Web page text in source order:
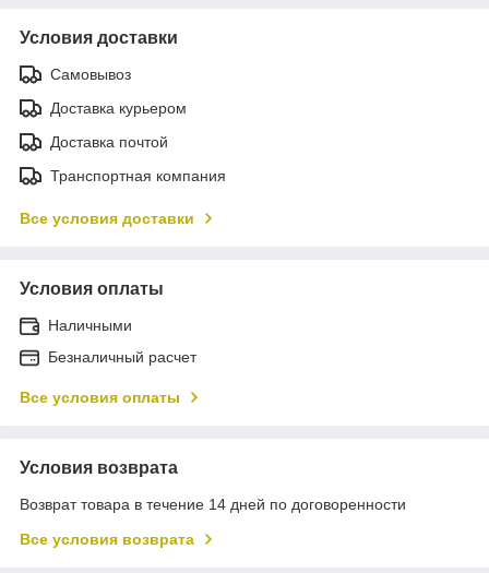
Условия доставки
Самовывоз
Доставка курьером
Доставка почтой
Транспортная компания
Все условия доставки
Условия оплаты
Наличными
Безналичный расчет
Все условия оплаты
Условия возврата
Возврат товара в течение 14 дней по договоренности
Все условия возврата